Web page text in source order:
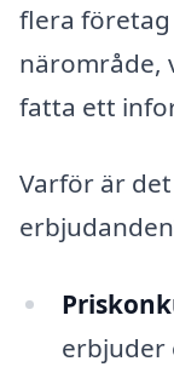
flera
närområde,
fatta ett
Varför är
erbjuder